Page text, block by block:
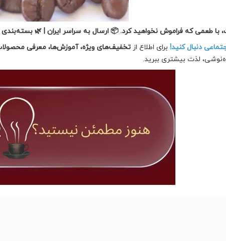
با طعمی که فراموش نخواهید کرد. 📦 ارسال به سراسر ایران | 🌿
دنبال کنید!برای اطلاع از تخفیف‌های ویژه، آموزش‌ها، معرفی
لذت بیشتری ببرید.